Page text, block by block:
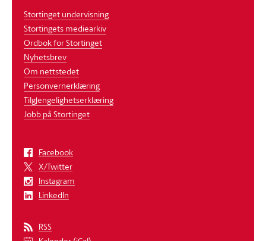
Stortinget undervisning
Stortingets mediearkiv
Ordbok for Stortinget
Nyhetsbrev
Om nettstedet
Personvernerklæring
Tilgjengelighetserklæring
Jobb på Stortinget
Facebook
X/Twitter
Instagram
LinkedIn
RSS